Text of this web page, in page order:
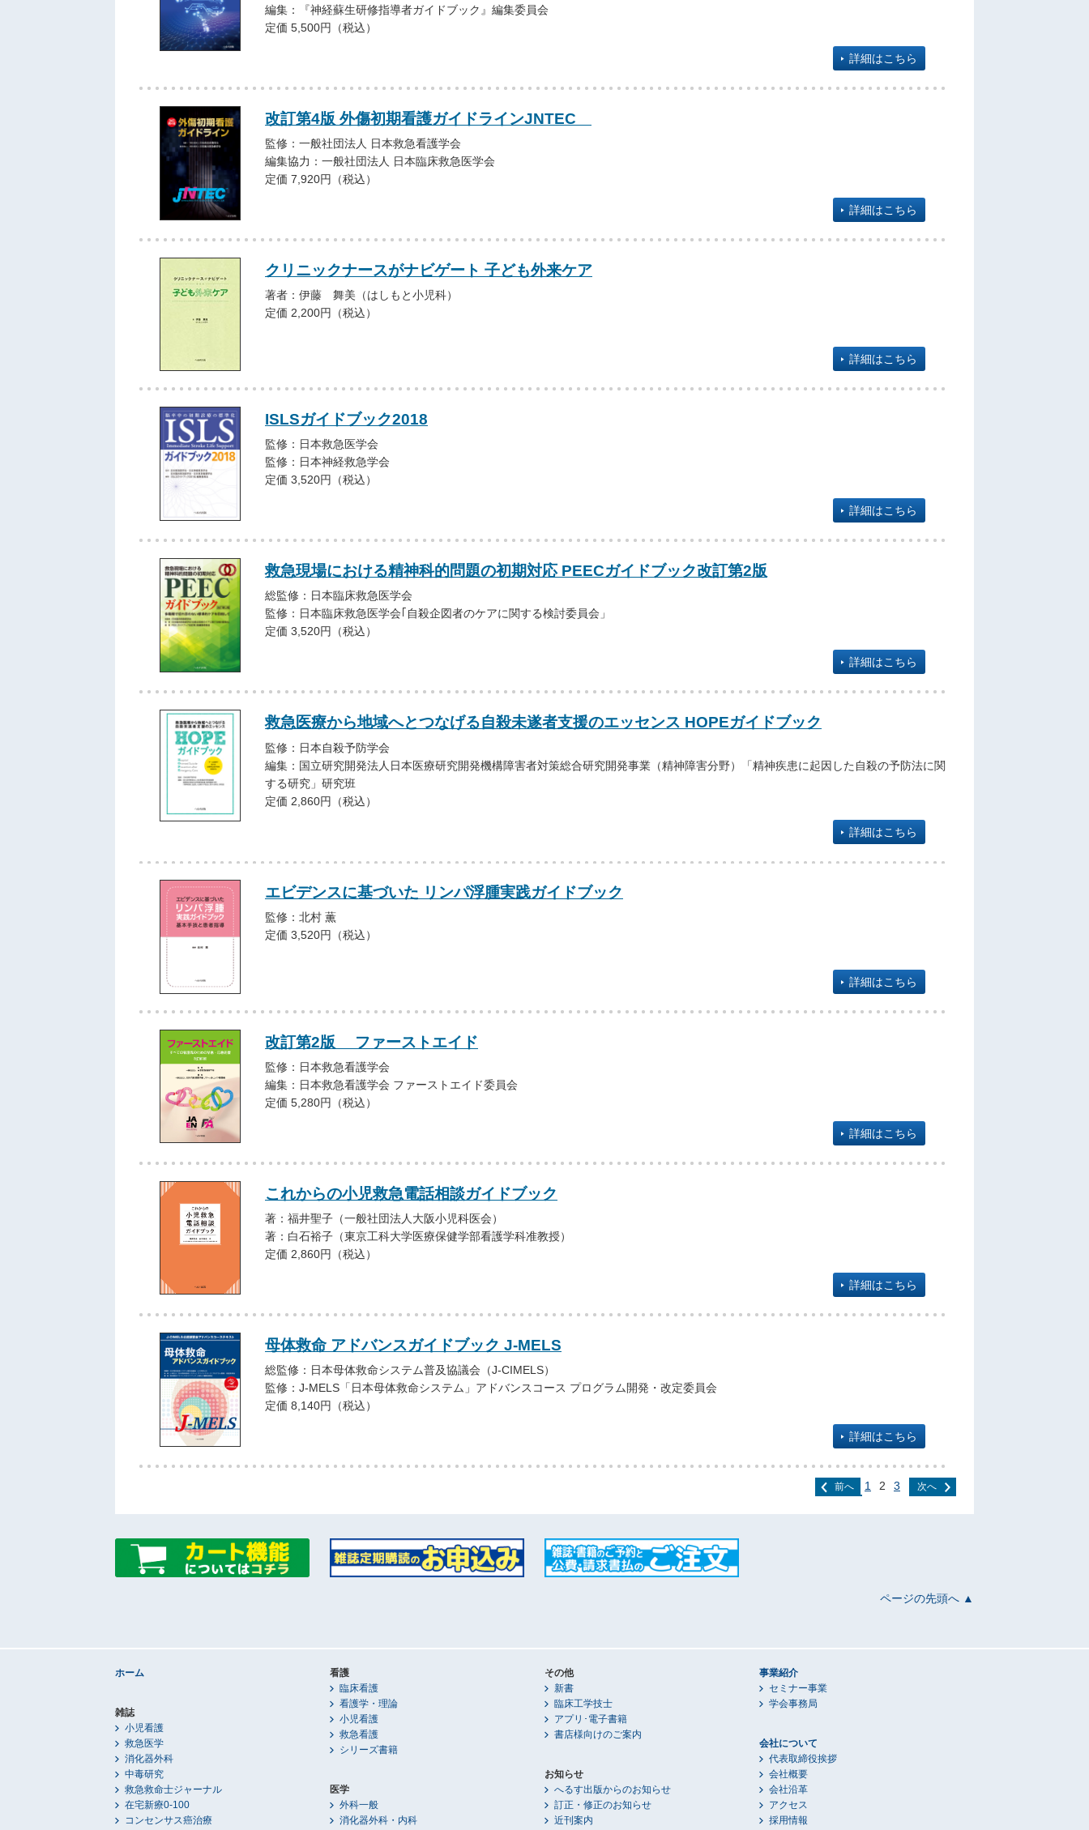
編集：『神経蘇生研修指導者ガイドブック』編集委員会
定価 5,500円（税込）
詳細はこちら
改訂第4版 外傷初期看護ガイドラインJNTEC
監修：一般社団法人 日本救急看護学会
編集協力：一般社団法人 日本臨床救急医学会
定価 7,920円（税込）
詳細はこちら
クリニックナースがナビゲート 子ども外来ケア
著者：伊藤 舞美（はしもと小児科）
定価 2,200円（税込）
詳細はこちら
ISLSガイドブック2018
監修：日本救急医学会
監修：日本神経救急学会
定価 3,520円（税込）
詳細はこちら
救急現場における精神科的問題の初期対応 PEECガイドブック改訂第2版
総監修：日本臨床救急医学会
監修：日本臨床救急医学会｢自殺企図者のケアに関する検討委員会」
定価 3,520円（税込）
詳細はこちら
救急医療から地域へとつなげる自殺未遂者支援のエッセンス HOPEガイドブック
監修：日本自殺予防学会
編集：国立研究開発法人日本医療研究開発機構障害者対策総合研究開発事業（精神障害分野）「精神疾患に起因した自殺の予防法に関
する研究」研究班
定価 2,860円（税込）
詳細はこちら
エビデンスに基づいた リンパ浮腫実践ガイドブック
監修：北村 薫
定価 3,520円（税込）
詳細はこちら
改訂第2版 ファーストエイド
監修：日本救急看護学会
編集：日本救急看護学会 ファーストエイド委員会
定価 5,280円（税込）
詳細はこちら
これからの小児救急電話相談ガイドブック
著：福井聖子（一般社団法人大阪小児科医会）
著：白石裕子（東京工科大学医療保健学部看護学科准教授）
定価 2,860円（税込）
詳細はこちら
母体救命 アドバンスガイドブック J-MELS
総監修：日本母体救命システム普及協議会（J-CIMELS）
監修：J-MELS「日本母体救命システム」アドバンスコース プログラム開発・改定委員会
定価 8,140円（税込）
詳細はこちら
前へ 1 2 3 次へ
ページの先頭へ ▲
ホーム
雑誌
小児看護
救急医学
消化器外科
中毒研究
救急救命士ジャーナル
在宅新療0-100
コンセンサス癌治療
看護
臨床看護
看護学・理論
小児看護
救急看護
シリーズ書籍
医学
外科一般
消化器外科・内科
その他
新書
臨床工学技士
アプリ･電子書籍
書店様向けのご案内
お知らせ
へるす出版からのお知らせ
訂正・修正のお知らせ
近刊案内
事業紹介
セミナー事業
学会事務局
会社について
代表取締役挨拶
会社概要
会社沿革
アクセス
採用情報